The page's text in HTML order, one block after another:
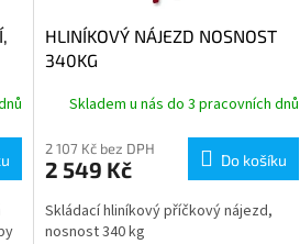
HLINÍKOVÝ NÁJEZD NOSNOST
340KG
Skladem u nás do 3 pracovních dnů
2 107 Kč bez DPH
2 549 Kč Do košíku
Skládací hliníkový příčkový nájezd,
nosnost 340 kg